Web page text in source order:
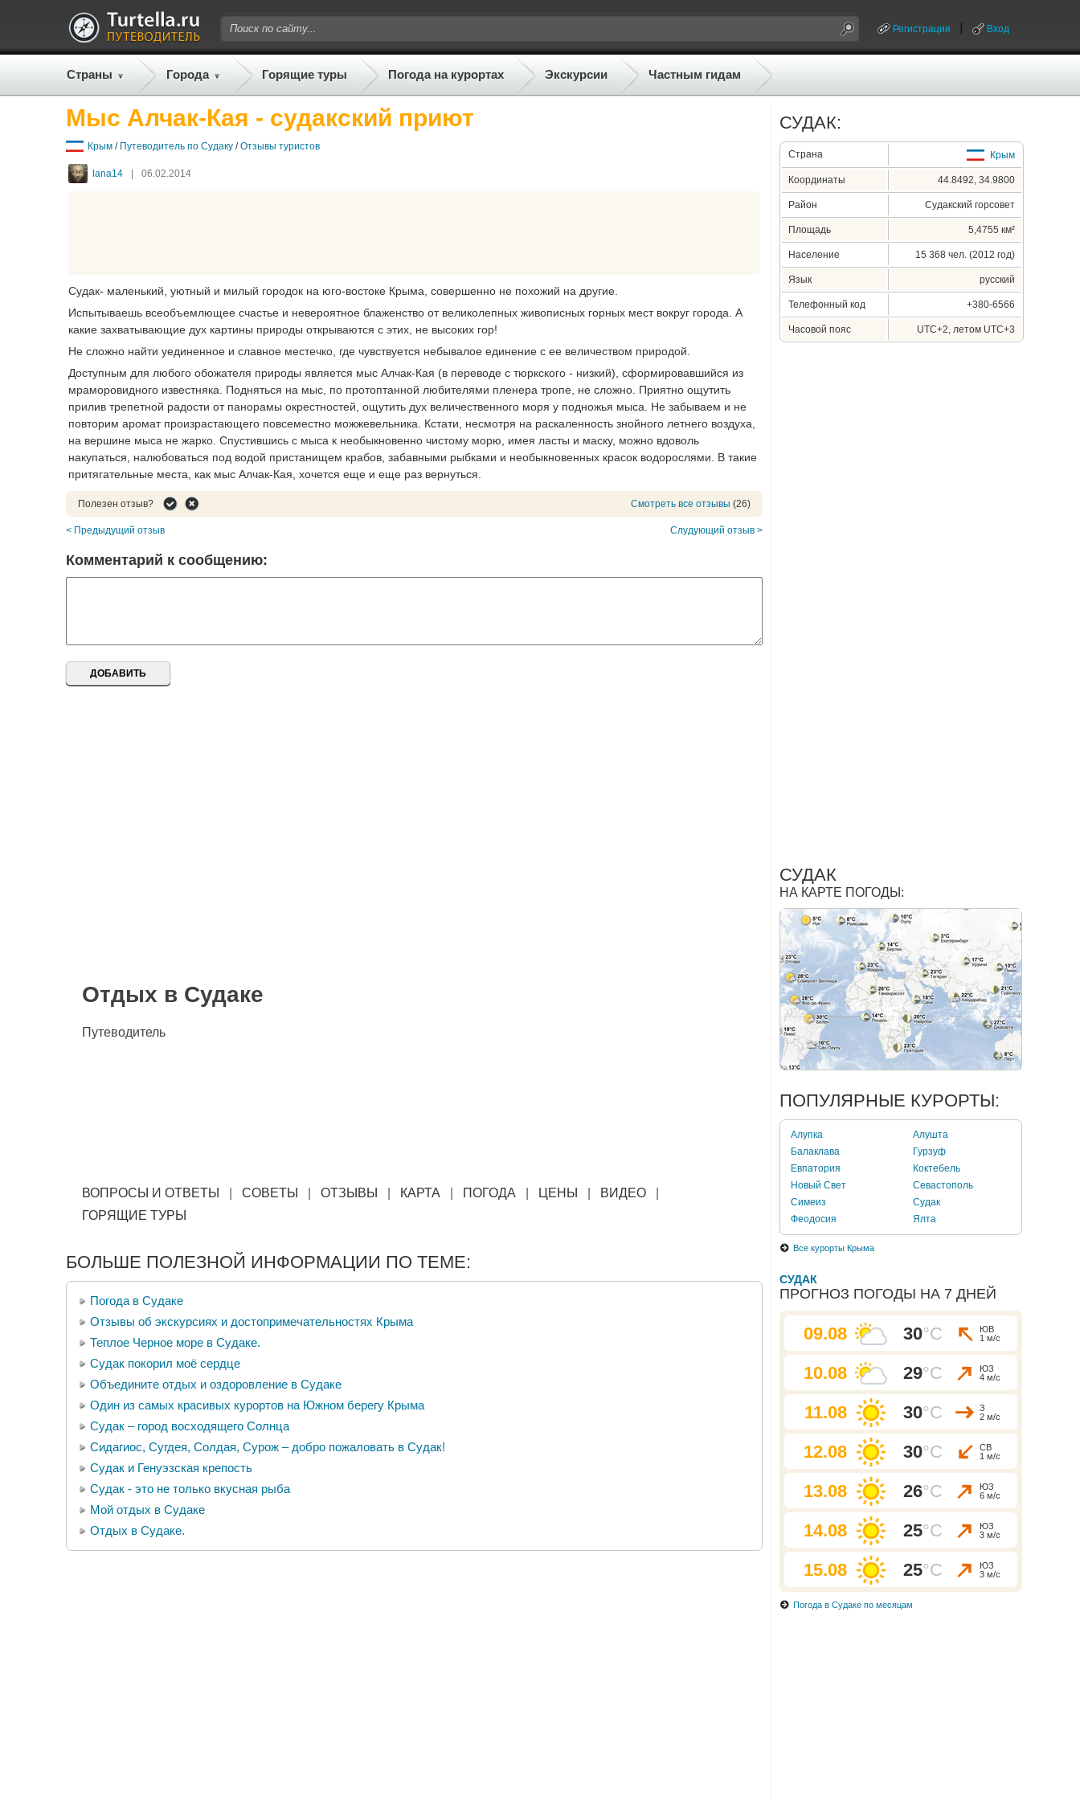
Регистрация Вход
Страны Города Горящие туры Погода на курортах Экскурсии Частным гидам
Мыс Алчак-Кая - судакский приют
Крым / Путеводитель по Судаку /Отзывы туристов
lana14 | 06.02.2014
Судак- маленький, уютный и милый городок на юго-востоке Крыма, совершенно не похожий на другие.
Испытываешь всеобъемлющее счастье и невероятное блаженство от великолепных живописных горных мест вокруг города. А
какие захватывающие дух картины природы открываются с этих, не высоких гор!
Не сложно найти уединенное и славное местечко, где чувствуется небывалое единение с ее величеством природой.
Доступным для любого обожателя природы является мыс Алчак-Кая (в переводе с тюркского - низкий), сформировавшийся из
мраморовидного известняка. Подняться на мыс, по протоптанной любителями пленера тропе, не сложно. Приятно ощутить
прилив трепетной радости от панорамы окрестностей, ощутить дух величественного моря у подножья мыса. Не забываем и не
повторим аромат произрастающего повсеместно можжевельника. Кстати, несмотря на раскаленность знойного летнего воздуха,
на вершине мыса не жарко. Спустившись с мыса к необыкновенно чистому морю, имея ласты и маску, можно вдоволь
накупаться, налюбоваться под водой пристанищем крабов, забавными рыбками и необыкновенных красок водорослями. В такие
притягательные места, как мыс Алчак-Кая, хочется еще и еще раз вернуться.
Полезен отзыв? Смотреть все отзывы (26)
< Предыдущий отзыв Слудующий отзыв >
Комментарий к сообщению:
Отдых в Судаке
Путеводитель
ВОПРОСЫ И ОТВЕТЫ СОВЕТЫ ОТЗЫВЫ КАРТА ПОГОДА ЦЕНЫ ВИДЕО
ГОРЯЩИЕ ТУРЫ
БОЛЬШЕ ПОЛЕЗНОЙ ИНФОРМАЦИИ ПО ТЕМЕ:
Погода в Судаке
Отзывы об экскурсиях и достопримечательностях Крыма
Теплое Черное море в Судаке.
Судак покорил моё сердце
Объедините отдых и оздоровление в Судаке
Один из самых красивых курортов на Южном берегу Крыма
Судак – город восходящего Солнца
Сидагиос, Сугдея, Солдая, Сурож – добро пожаловать в Судак!
Судак и Генуэзская крепость
Судак - это не только вкусная рыба
Мой отдых в Судаке
Отдых в Судаке.
СУДАК:
Страна Крым
Координаты 44.8492, 34.9800
Район Судакский горсовет
Площадь 5,4755 км²
Население 15 368 чел. (2012 год)
Язык русский
Телефонный код +380-6566
Часовой пояс UTC+2, летом UTC+3
СУДАК
НА КАРТЕ ПОГОДЫ:
ПОПУЛЯРНЫЕ КУРОРТЫ:
Алупка
Алушта
Балаклава
Гурзуф
Евпатория
Коктебель
Новый Свет
Севастополь
Симеиз
Судак
Феодосия
Ялта
Все курорты Крыма
СУДАК
ПРОГНОЗ ПОГОДЫ НА 7 ДНЕЙ
09.08 30°C
ЮВ
1 м/с
10.08 29°C
ЮЗ
4 м/с
11.08 30°C
З
2 м/с
12.08 30°C
СВ
1 м/с
13.08 26°C
ЮЗ
6 м/с
14.08 25°C
ЮЗ
3 м/с
15.08 25°C
ЮЗ
3 м/с
Погода в Судаке по месяцам